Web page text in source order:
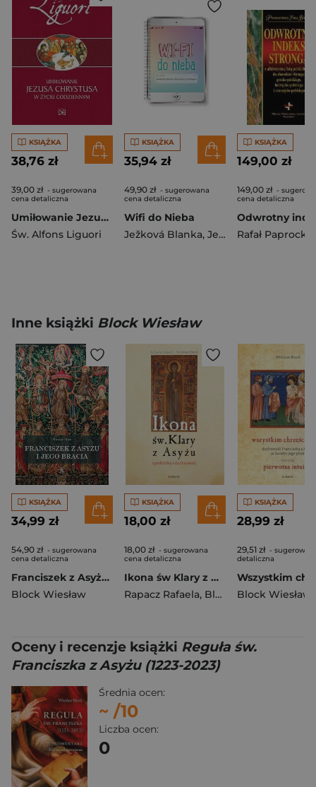
KSIĄŻKA
38,76 zł
39,00 zł - sugerowana
cena detaliczna
Umiłowanie Jezusa Chrystusa w życiu codziennym
Św. Alfons Liguori
KSIĄŻKA
35,94 zł
49,90 zł - sugerowana
cena detaliczna
Wifi do Nieba
Ježková Blanka, Ježková Noemi
KSIĄŻKA
149,00 zł
149,00 zł -
cena detaliczna
Rafał Paprocki
Inne książki Block Wiesław
KSIĄŻKA
34,99 zł
54,90 zł - sugerowana
cena detaliczna
Franciszek z Asyżu i jego bracia
Block Wiesław
KSIĄŻKA
18,00 zł
18,00 zł - sugerowana
cena detaliczna
Ikona św Klary z Asyżu symbolika i duchowość
Rapacz Rafaela, Block Wiesław
KSIĄŻKA
28,99 zł
29,51 zł -
detaliczna
Block Wiesław
Oceny i recenzje książki Reguła św.
Franciszka z Asyżu (1223-2023)
Średnia ocen:
~ /10
Liczba ocen:
0